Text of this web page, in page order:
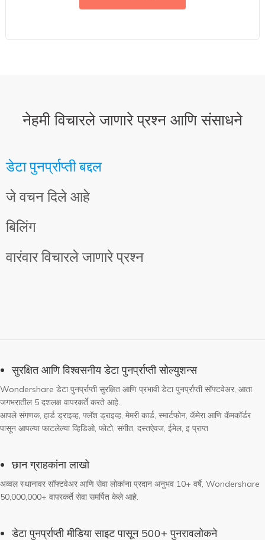
नेहमी विचारले जाणारे प्रश्न आणि संसाधने
डेटा पुनर्प्राप्ती बद्दल
जे वचन दिले आहे
बिलिंग
वारंवार विचारले जाणारे प्रश्न
सुरक्षित आणि विश्वसनीय डेटा पुनर्प्राप्ती सोल्युशन्स
Wondershare डेटा पुनर्प्राप्ती सुरक्षित आणि प्रभावी डेटा पुनर्प्राप्ती सॉफ्टवेअर, आता
जगभरातील 5 दशलक्ष वापरकर्ते करते आहे.
आपले संगणक, हार्ड ड्राइव्ह, फ्लॅश ड्राइव्ह, मेमरी कार्ड, स्मार्टफोन, कॅमेरा आणि कॅमकॉर्डर
पासून आपल्या फाटलेल्या व्हिडिओ, फोटो, संगीत, दस्तऐवज, ईमेल, इ प्राप्त
छान ग्राहकांना लाखो
अव्वल स्थानावर सॉफ्टवेअर आणि सेवा लोकांना प्रदान अनुभव 10+ वर्षे, Wondershare
50,000,000+ वापरकर्ते सेवा समर्पित केले आहे.
डेटा पुनर्प्राप्ती मीडिया साइट पासून 500+ पुनरावलोकने